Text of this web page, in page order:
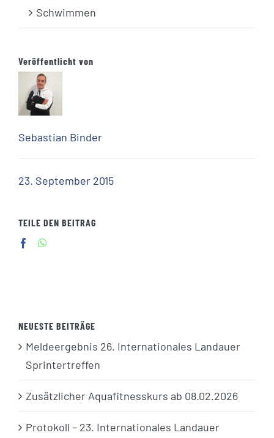
Schwimmen
Veröffentlicht von
Sebastian Binder
23. September 2015
TEILE DEN BEITRAG
NEUESTE BEITRÄGE
Meldeergebnis 26. Internationales Landauer
Sprintertreffen
Zusätzlicher Aquafitnesskurs ab 08.02.2026
Protokoll – 23. Internationales Landauer